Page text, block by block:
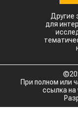
Другие
для
При полном или
ссылка на